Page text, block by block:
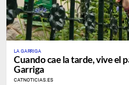
LA GARRIGA
Cuando cae la tarde, vive el
Garriga
CATNOTICIAS.ES